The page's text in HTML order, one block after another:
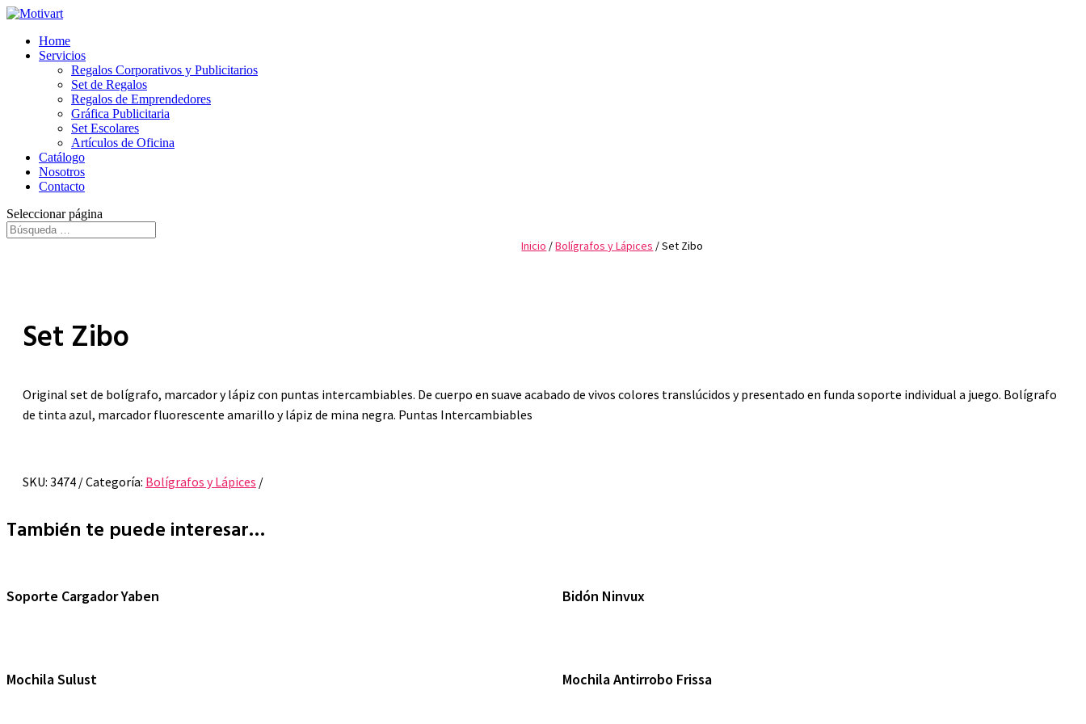
Home
Servicios
Regalos Corporativos y Publicitarios
Set de Regalos
Regalos de Emprendedores
Gráfica Publicitaria
Set Escolares
Artículos de Oficina
Catálogo
Nosotros
Contacto
Seleccionar página
Inicio /Bolígrafos y Lápices / Set Zibo
Set Zibo
Original set de bolígrafo, marcador y lápiz con puntas intercambiables. De cuerpo en suave acabado de vivos colores translúcidos y presentado en funda soporte individual a juego. Bolígrafo
de tinta azul, marcador fluorescente amarillo y lápiz de mina negra. Puntas Intercambiables
SKU: 3474 Categoría: Bolígrafos y Lápices
También te puede interesar…
Soporte Cargador Yaben Bidón Ninvux
Mochila Sulust Mochila Antirrobo Frissa